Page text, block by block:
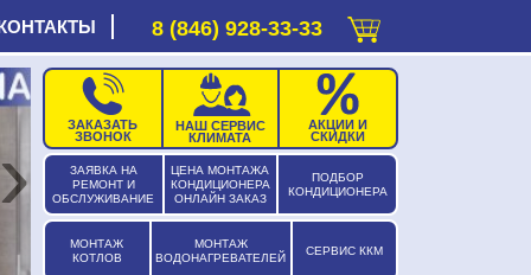
8 (846) 928-33-33
ЗАЯВКА НА
РЕМОНТ И
ОБСЛУЖИВАНИЕ
ЦЕНА МОНТАЖА
КОНДИЦИОНЕРА
ОНЛАЙН ЗАКАЗ
ПОДБОР
КОНДИЦИОНЕРА
МОНТАЖ
КОТЛОВ
МОНТАЖ
ВОДОНАГРЕВАТЕЛЕЙ
СЕРВИС ККМ
ЗАКАЗАТЬ
ЗВОНОК
НАШ СЕРВИС
КЛИМАТА
АКЦИИ И
СКИДКИ